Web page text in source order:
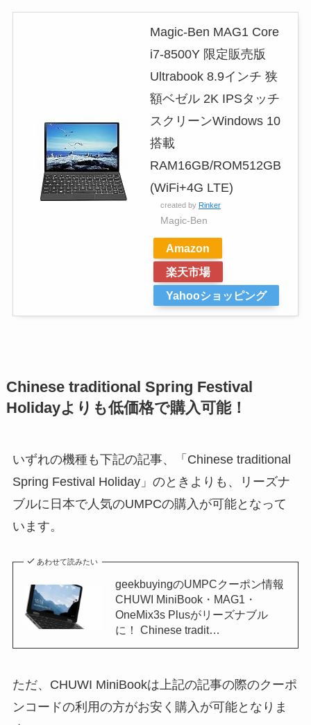
Magic-Ben MAG1 Core
i7-8500Y 限定販売版
Ultrabook 8.9インチ 狭
額ベゼル 2K IPSタッチ
スクリーンWindows 10
搭載
RAM16GB/ROM512GB
(WiFi+4G LTE)
created by Rinker
Magic-Ben
Amazon
楽天市場
Yahooショッピング
Chinese traditional Spring Festival
Holidayよりも低価格で購入可能！
いずれの機種も下記の記事、「Chinese traditional
Spring Festival Holiday」のときよりも、リーズナ
ブルに日本で人気のUMPCの購入が可能となって
います。
あわせて読みたい
geekbuyingのUMPCクーポン情報
CHUWI MiniBook・MAG1・
OneMix3s Plusがリーズナブル
に！ Chinese tradit…
ただ、CHUWI MiniBookは上記の記事の際のクーポ
ンコードの利用の方がお安く購入が可能となりま